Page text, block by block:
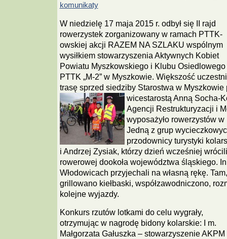
komunikaty
W niedzielę 17 maja 2015 r. odbył się II rajd
rowerzystek zorganizowany w ramach PTTK-
owskiej akcji RAZEM NA SZLAKU wspólnym
wysiłkiem stowarzyszenia Aktywnych Kobiet
Powiatu Myszkowskiego i Klubu Osiedlowego
PTTK „M-2” w Myszkowie. Większość
trasę sprzed siedziby Starostwa w Myszkowie
wicestarostą Anną Socha-
Agencji Restrukturyzacji i
wyposażyło rowerzystów
Jedną z grup
przodownicy turystyki
i Andrzej Zysiak, którzy dzień wcześniej
rowerowej dookoła województwa śląskiego.
Włodowicach przyjechali na własną rękę.
grillowano kiełbaski, współzawodniczono,
kolejne wyjazdy.
Konkurs rzutów lotkami do celu wygrały,
otrzymując w nagrodę bidony kolarskie: I m.
Małgorzata Gałuszka – stowarzyszenie AKPM